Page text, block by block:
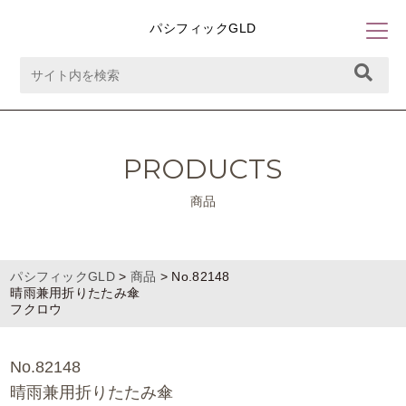
パシフィックGLD
PRODUCTS
商品
パシフィックGLD> 商品 > No.82148
晴雨兼用折りたたみ傘
フクロウ
No.82148
晴雨兼用折りたたみ傘